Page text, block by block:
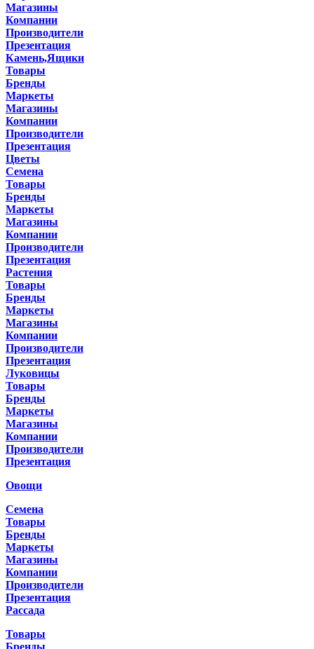
Магазины
Компании
Производители
Презентация
Камень,Ящики
Товары
Бренды
Маркеты
Магазины
Компании
Производители
Презентация
Цветы
Семена
Товары
Бренды
Маркеты
Магазины
Компании
Производители
Презентация
Растения
Товары
Бренды
Маркеты
Магазины
Компании
Производители
Презентация
Луковицы
Товары
Бренды
Маркеты
Магазины
Компании
Производители
Презентация
Овощи
Семена
Товары
Бренды
Маркеты
Магазины
Компании
Производители
Презентация
Рассада
Товары
Бренды